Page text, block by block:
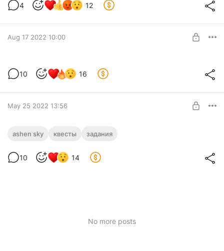
Level required:
4 12
Aug 17 2022 10:00
Level required:
10 16
May 25 2022 13:56
Квестовая система
Бродяга
ashen sky квесты задания
10 14
No more posts